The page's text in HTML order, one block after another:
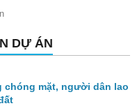
DỰ ÁN
chóng mặt, người dân lao